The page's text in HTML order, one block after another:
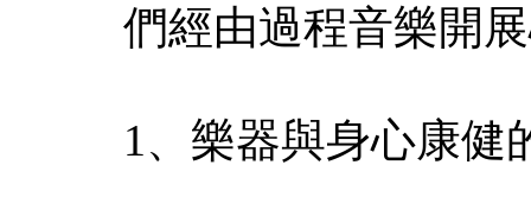
們經由過程音樂開
1、樂器與身心康健